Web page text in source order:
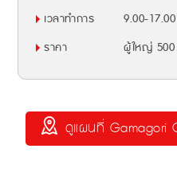
เวลาทำการ
9.00-
ราคา
ผู้ใหญ่ 500
ดูแผนที่ Gamagori